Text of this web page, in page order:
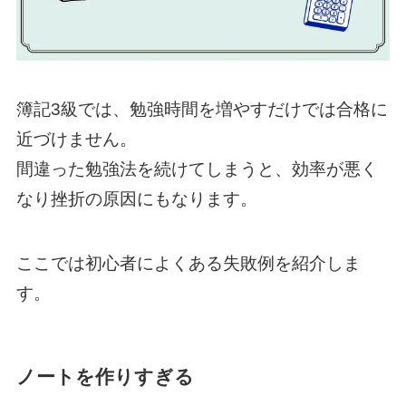
簿記3級では、勉強時間を増やすだけでは合格に
近づけません。
間違った勉強法を続けてしまうと、効率が悪く
なり挫折の原因にもなります。
ここでは初心者によくある失敗例を紹介しま
す。
ノートを作りすぎる